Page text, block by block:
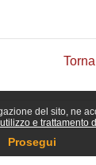
del sito, ne
e trattamento
Prosegui